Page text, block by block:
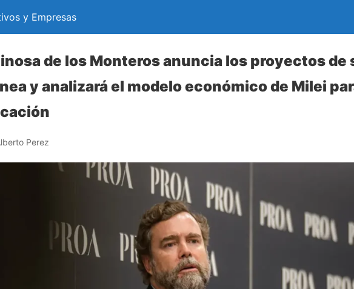
y Empresas
de los Monteros anuncia los proyectos
y analizará el modelo económico de Milei
Perez